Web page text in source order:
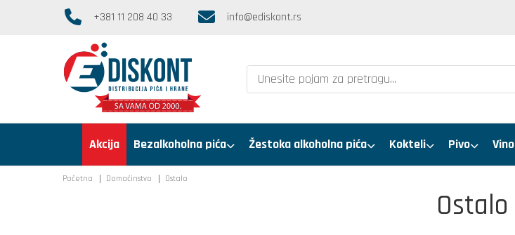
+381 11 208 40 33 info@ediskont.rs
Akcija Bezalkoholna pića Žestoka alkoholna pića Kokteli Pivo Vino
Početna Domaćinstvo Ostalo
Ostalo